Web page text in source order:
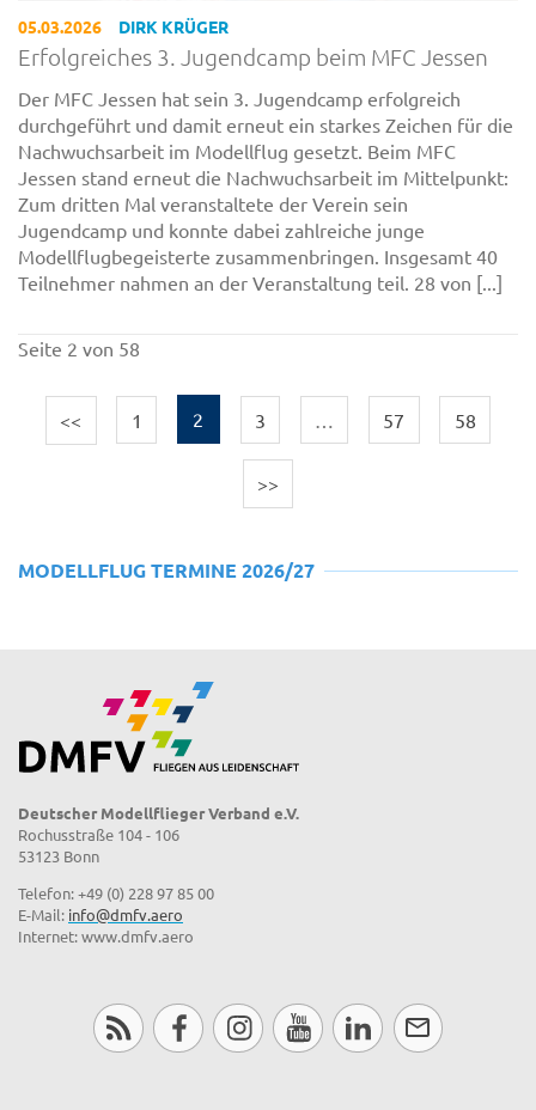
05.03.2026 DIRK KRÜGER
Erfolgreiches 3. Jugendcamp beim MFC Jessen
Der MFC Jessen hat sein 3. Jugendcamp erfolgreich
durchgeführt und damit erneut ein starkes Zeichen für die
Nachwuchsarbeit im Modellflug gesetzt. Beim MFC
Jessen stand erneut die Nachwuchsarbeit im Mittelpunkt:
Zum dritten Mal veranstaltete der Verein sein
Jugendcamp und konnte dabei zahlreiche junge
Modellflugbegeisterte zusammenbringen. Insgesamt 40
Teilnehmer nahmen an der Veranstaltung teil. 28 von [...]
Seite 2 von 58
<< 1 2 3 57 58
>>
MODELLFLUG TERMINE 2026/27
Deutscher Modellflieger Verband e.V.
Rochusstraße 104 - 106
53123 Bonn
Telefon: +49 (0) 228 97 85 00
E-Mail: info@dmfv.aero
Internet: www.dmfv.aero